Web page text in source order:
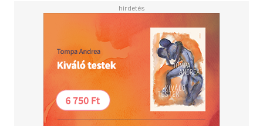
"Minden benne van, amit szeretek: az olvadós pillanatok,
romantika... ja, és JUDE is!" (TotallyBookedBlog)
Olvasd el mások véleményét is!